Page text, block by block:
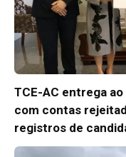
TCE-AC entrega
com contas
registros de